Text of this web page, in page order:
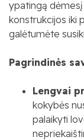
ypatingą
konstrukcijos iki
galėtumėte
Pagrindinės
Lengvai
kokybės
palaikyti